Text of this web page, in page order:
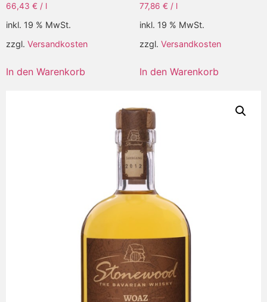
66,43 € / l
inkl. 19 % MwSt.
zzgl. Versandkosten
In den Warenkorb
77,86 € / l
inkl. 19 % MwSt.
zzgl. Versandkosten
In den Warenkorb